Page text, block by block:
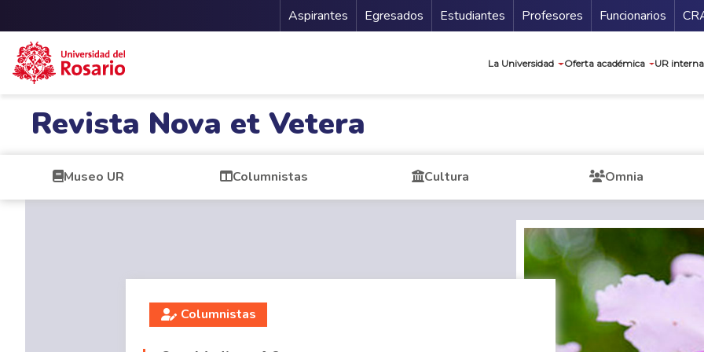
Menu Secundario
Aspirantes Egresados Estudiantes Profesores Funcionarios
La Universidad Oferta académica UR
Revista Nova et Vetera
Museo UR Columnistas Cultura Omnia
Columnistas